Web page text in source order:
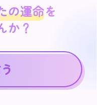
の運命を
か？
の運命を
か？